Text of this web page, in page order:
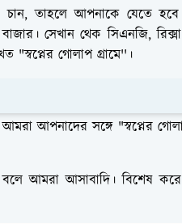
তাহলে আপনাকে যেতে হবে
সেখান থেক সিএনজি,
গোলাপ গ্রামে''।
আপনাদের সঙ্গে "স্বপ্নের
আমরা আসাবাদি। বিশেষ করে